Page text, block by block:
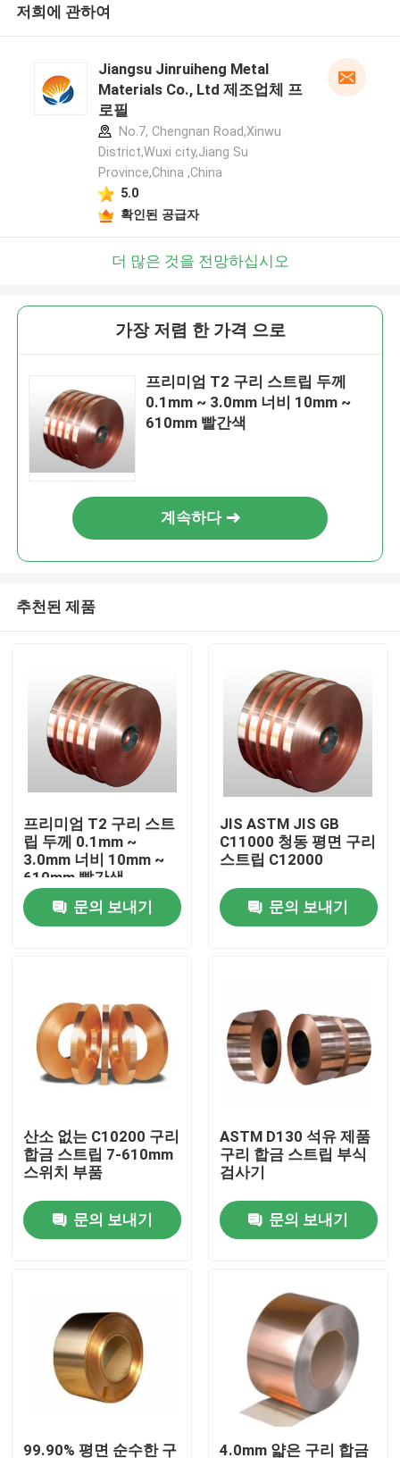
우리 에 관한 것
품질 관리
인용 을 요청 하십시오
스테인레스 강 튜브관
스테인리스강 코일
스테인레스 강 프로필
저희에 관하여
Jiangsu Jinruiheng Metal
Materials Co., Ltd 제조업체 프
로필
No.7, Chengnan Road,Xinwu
District,Wuxi city,Jiang Su
Province,China ,China
5.0
확인된 공급자
더 많은 것을 전망하십시오
가장 저렴 한 가격 으로
프리미엄 T2 구리 스트립 두께
0.1mm ~ 3.0mm 너비 10mm ~
610mm 빨간색
계속하다
추천된 제품
프리미엄 T2 구리 스트
립 두께 0.1mm ~
3.0mm 너비 10mm ~
610mm 빨간색
문의 보내기
JIS ASTM JIS GB
C11000 청동 평면 구리
스트립 C12000
문의 보내기
산소 없는 C10200 구리
합금 스트립 7-610mm
스위치 부품
문의 보내기
ASTM D130 석유 제품
구리 합금 스트립 부식
검사기
문의 보내기
99.90% 평면 순수한 구 4.0mm 얇은 구리 합금